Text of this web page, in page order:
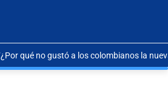
¿Por qué no gustó a los colombianos la